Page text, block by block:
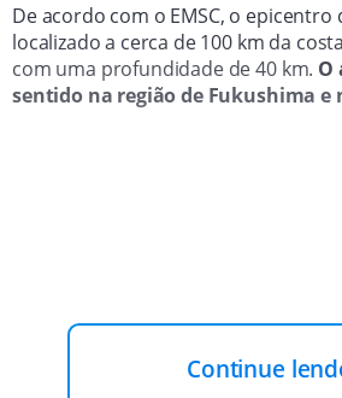
De acordo com o EMSC, o
localizado a cerca de 100 km da
com uma profundidade de 40 km. O
sentido na região de Fukushima e
Continue